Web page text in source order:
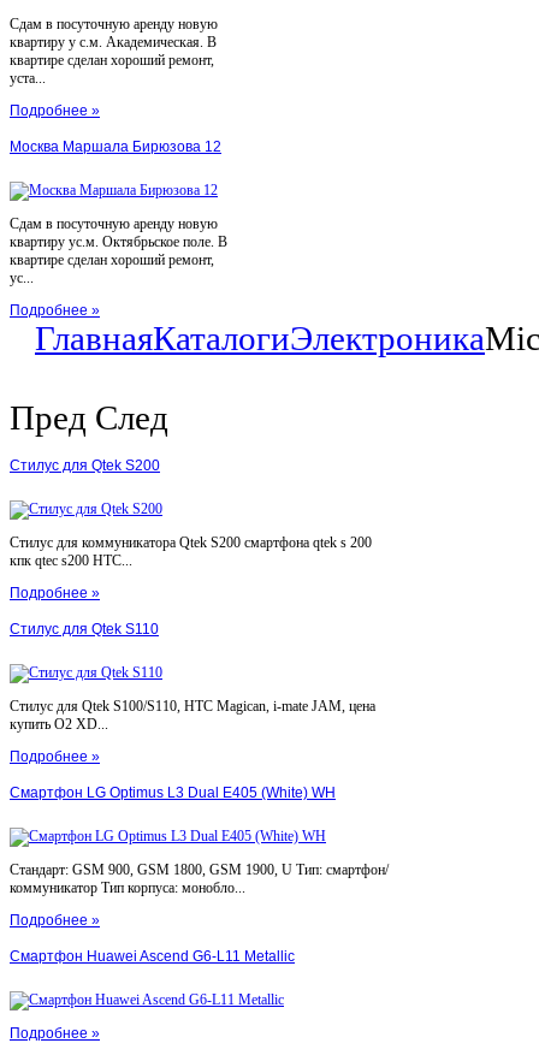
Сдам в посуточную аренду новую
квартиру у с.м. Академическая. В
квартире сделан хороший ремонт,
уста...
Подробнее »
Москва Маршала Бирюзова 12
Сдам в посуточную аренду новую
квартиру ус.м. Октябрьское поле. В
квартире сделан хороший ремонт,
ус...
Подробнее »
ГлавнаяКаталогиЭлектроника
Пред След
Стилус для Qtek S200
Стилус для коммуникатора Qtek S200 смартфона qtek s 200
кпк qtec s200 HTC...
Подробнее »
Стилус для Qtek S110
Стилус для Qtek S100/S110, HTC Magican, i-mate JAM, цена
купить O2 XD...
Подробнее »
Смартфон LG Optimus L3 Dual E405 (White) WH
Стандарт: GSM 900, GSM 1800, GSM 1900, U Тип: смартфон/
коммуникатор Тип корпуса: монобло...
Подробнее »
Смартфон Huawei Ascend G6-L11 Metallic
Подробнее »